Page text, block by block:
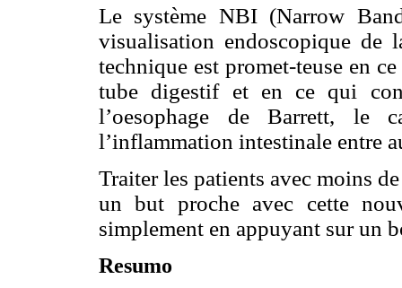
Le système NBI (Narrow
visualisation endoscopique de
technique est promet-teuse en
tube digestif et en ce qui
l’oesophage de Barrett, le
l’inflammation intestinale entre
Traiter les patients avec moins
un but proche avec cette
simplement en appuyant sur un
Resumo